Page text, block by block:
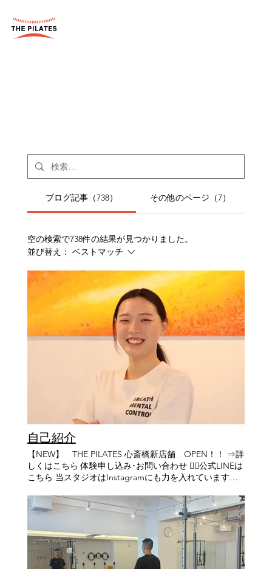
ブログ記事（738） その他のページ（7）
空の検索で738件の結果が見つかりました。
並び替え： ベストマッチ
自己紹介
【NEW】 THE PILATES 心斎橋新店舗 OPEN！！ ⇒詳
しくはこちら 体験申し込み･お問い合わせ 👉🏻公式LINEは
こちら 当スタジオはInstagramにも力を入れています！
Instagramはこちら 【お知らせ📢】 土日プラン会員残り
わずか はじめまして！ 4月からこちらで働かせていただ
くことになりました、 足立麻里奈（あだちまりな）と申
します。 私のピラティスとの出会いは、代表の竹口さん
からお声をかけていただいたことがきっかけでした。
元々はピラティスとは違う道に進む予定でしたが、ご縁